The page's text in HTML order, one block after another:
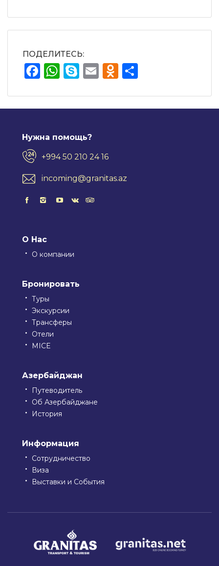
ПОДЕЛИТЕСЬ:
Facebook
WhatsApp
Skype
Email
Нужна помощь?
+994 50 210 24 16
incoming@granitas.az
О Нас
О компании
Бронировать
Туры
Экскурсии
Трансферы
Отели
MICE
Азербайджан
Путеводитель
Об Азербайджане
История
Информация
Сотрудничество
Виза
Выставки и События